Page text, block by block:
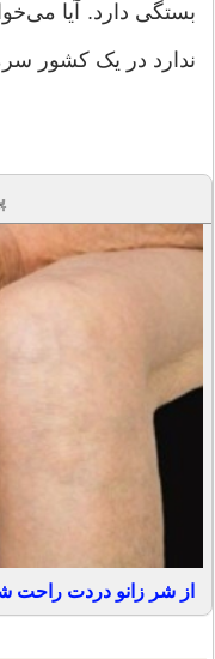
بستگی دارد. آیا
ندارد در یک کشور
از شر زانو دردت